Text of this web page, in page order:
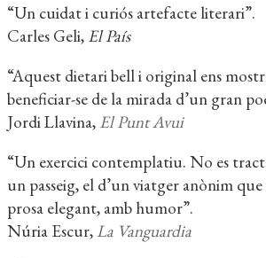
“Un cuidat i curiós artefacte literari”.
Carles Geli, El País
“Aquest dietari bell i original ens
beneficiar-se de la mirada d’un gran
Jordi Llavina, El Punt Avui
“Un exercici contemplatiu. No es
un passeig, el d’un viatger anònim
prosa elegant, amb humor”.
Núria Escur, La Vanguardia